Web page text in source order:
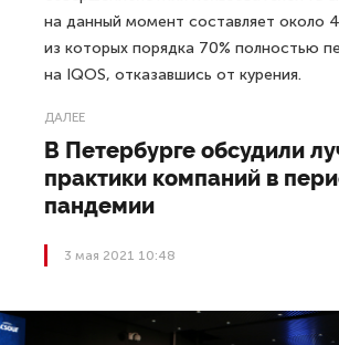
на данный момент составляет около
из которых порядка 70% полностью
на IQOS, отказавшись от курения.
ДАЛЕЕ
В Петербурге обсудили
практики компаний в
пандемии
3 мая 2021 10:48